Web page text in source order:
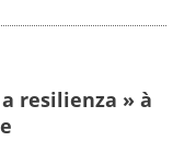
resilienza » à